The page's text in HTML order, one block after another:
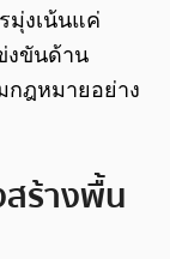
มุ่งเน้นแค่
งขันด้าน
กฎหมายอย่าง
สร้างพื้น